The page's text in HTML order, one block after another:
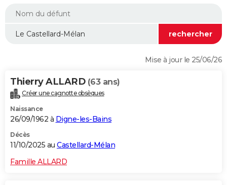
Forum
Aménagement intérieur
Extérieur
Cuisine
Salle de bains
Jardinage
Rangement
WEEK-END
Guides de France
Escapades
Patrimoine
Expositions
Musées
Week-end nature
LIFESTYLE
Alimentation
Guide de la santé
Maladies
Médicaments
Sommeil
VOYAGE
Destinations
City break
Voyage nature
Voyage de noces
Forum
Climat
+PHOTO
GUIDES D'ACHAT
BONS PLANS
CARTE DE VOEUX
Mise à jour le 25/06/26
Thierry ALLARD (63 ans)
Créer une cagnotte obsèques
Naissance
26/09/1962 à Digne-les-Bains
Décès
11/10/2025 au Castellard-Mélan
Famille ALLARD